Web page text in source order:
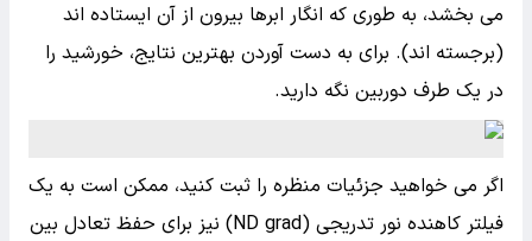
می بخشد، به طوری که انگار ابرها بیرون از آن ایستاده اند
(برجسته اند). برای به دست آوردن بهترین نتایج، خورشید را
در یک طرف دوربین نگه دارید.
اگر می خواهید جزئیات منظره را ثبت کنید، ممکن است به یک
فیلتر کاهنده نور تدریجی (ND grad) نیز برای حفظ تعادل بین